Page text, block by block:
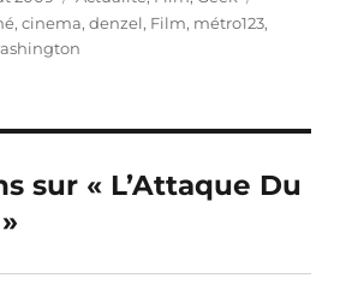
,cinema,denzel, Film, métro123,
sur « L’Attaque Du